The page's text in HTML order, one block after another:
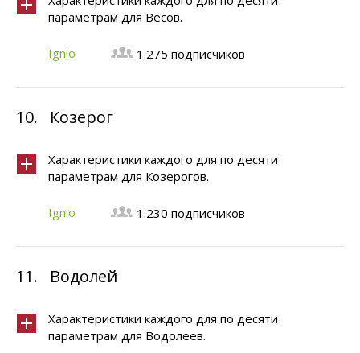
параметрам для Весов.
Ignio 1.275 подписчиков
10. Козерог
Характеристики каждого для по десяти
параметрам для Козерогов.
Ignio 1.230 подписчиков
11. Водолей
Характеристики каждого для по десяти
параметрам для Водолеев.